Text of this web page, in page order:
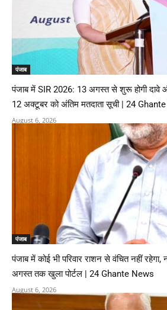
पंजाब
पंजाब में SIR 2026: 13 अगस्त से शुरू होगी दावे
12 अक्टूबर को अंतिम मतदाता सूची | 24
August 6, 2026
पंजाब
पंजाब में कोई भी परिवार राशन से वंचित नहीं
अगस्त तक खुला पोर्टल | 24 Ghante News
August 6, 2026